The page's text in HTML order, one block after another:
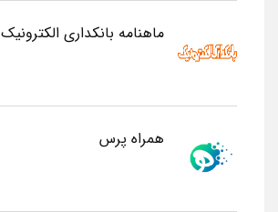
ماهنامه بانکداری الکترونیک
همراه پرس